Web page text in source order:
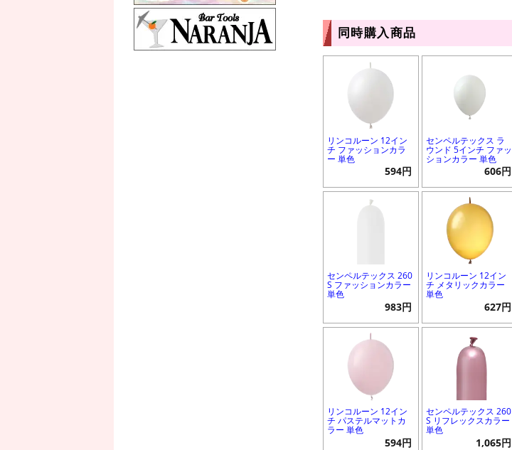
同時購入商品
リンコルーン 12イン
チ ファッションカラ
ー 単色
594円
センペルテックス ラ
ウンド 5インチ ファッ
ションカラー 単色
606円
センペルテックス 260
S ファッションカラー
単色
983円
リンコルーン 12イン
チ メタリックカラー
単色
627円
リンコルーン 12イン
チ パステルマットカ
ラー 単色
594円
センペルテックス 260
S リフレックスカラー
単色
1,065円